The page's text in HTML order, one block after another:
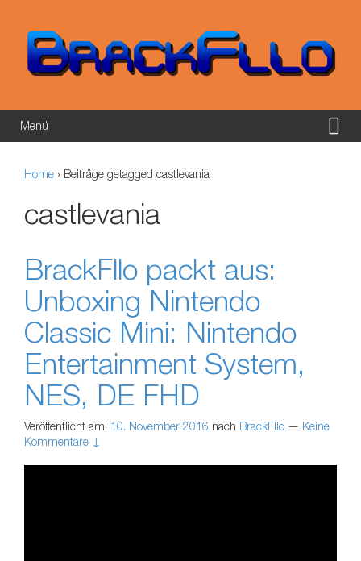
Menü
Home › Beiträge getagged castlevania
castlevania
BrackFllo packt aus:
Unboxing Nintendo
Classic Mini: Nintendo
Entertainment System,
NES, DE FHD
Veröffentlicht am: 10. November 2016 nach BrackFllo — Keine
Kommentare ↓